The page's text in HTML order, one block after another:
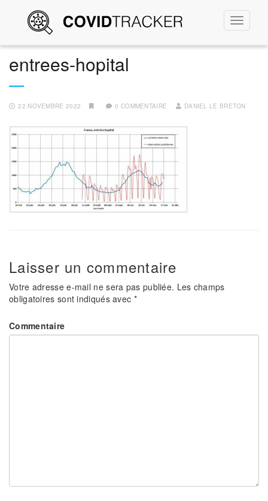
la
entrees-hopital
22 NOVEMBRE 2022 0 COMMENTAIRE DANIEL LE BRETON
Laisser un commentaire
Votre adresse e-mail ne sera pas publiée. Les champs
obligatoires sont indiqués avec *
Commentaire